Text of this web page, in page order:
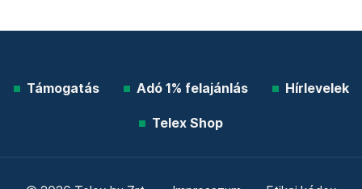
Támogatás Adó 1% felajánlás Hírlevelek
Telex Shop